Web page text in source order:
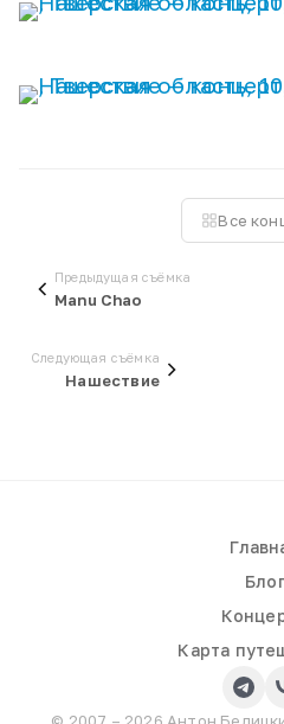
Предыдущая съёмка
Manu Chao
Все
Следующая съёмка
Нашествие
Блог
Карта